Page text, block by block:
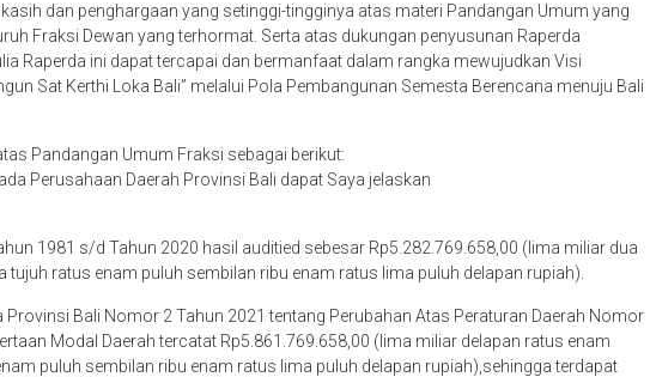
dan penghargaan yang setinggi-tingginya atas materi Pandangan Umum yang
Fraksi Dewan yang terhormat. Serta atas dukungan penyusunan Raperda
Raperda ini dapat tercapai dan bermanfaat dalam rangka mewujudkan Visi
Sat Kerthi Loka Bali” melalui Pola Pembangunan Semesta Berencana menuju Bali
Pandangan Umum Fraksi sebagai berikut:
Perusahaan Daerah Provinsi Bali dapat Saya jelaskan
1981 s/d Tahun 2020 hasil auditied sebesar Rp5.282.769.658,00 (lima miliar dua
tujuh ratus enam puluh sembilan ribu enam ratus lima puluh delapan rupiah).
Provinsi Bali Nomor 2 Tahun 2021 tentang Perubahan Atas Peraturan Daerah Nomor
Modal Daerah tercatat Rp5.861.769.658,00 (lima miliar delapan ratus enam
puluh sembilan ribu enam ratus lima puluh delapan rupiah),sehingga terdapat